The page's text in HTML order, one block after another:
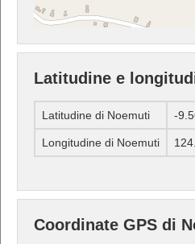
Latitudine e
Latitudine di Noemuti -
Longitudine di Noemuti
Coordinate GPS di